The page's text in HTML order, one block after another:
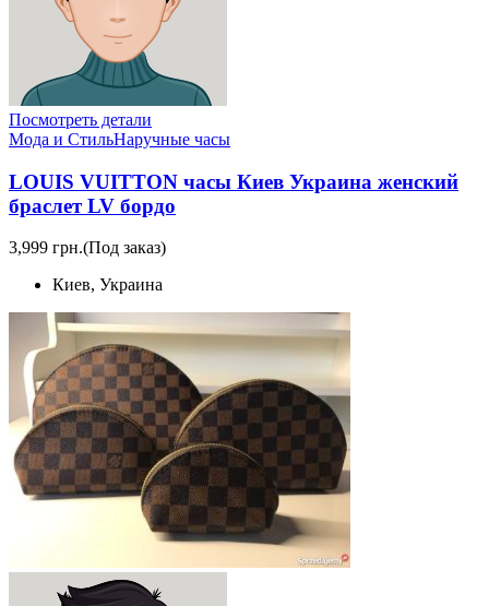
Посмотреть детали
Мода и СтильНаручные часы
LOUIS VUITTON часы Киев Украина женский
браслет LV бордо
3,999 грн.(Под заказ)
Киев, Украина